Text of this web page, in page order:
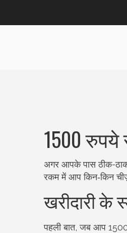
1500
अगर आपके पास ठीक-
रकम में आप किन‑किन
खरीदारी के
पहली बात, जब आप